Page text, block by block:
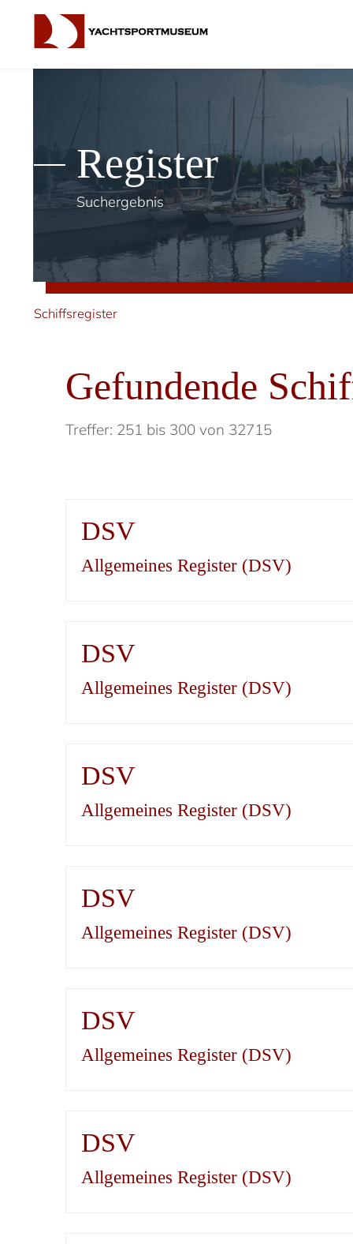
Register
Suchergebnis
Schiffsregister
Gefundende
Treffer: 251 bis 300 von 32715
DSV
Allgemeines Register (DSV)
DSV
Allgemeines Register (DSV)
DSV
Allgemeines Register (DSV)
DSV
Allgemeines Register (DSV)
DSV
Allgemeines Register (DSV)
DSV
Allgemeines Register (DSV)